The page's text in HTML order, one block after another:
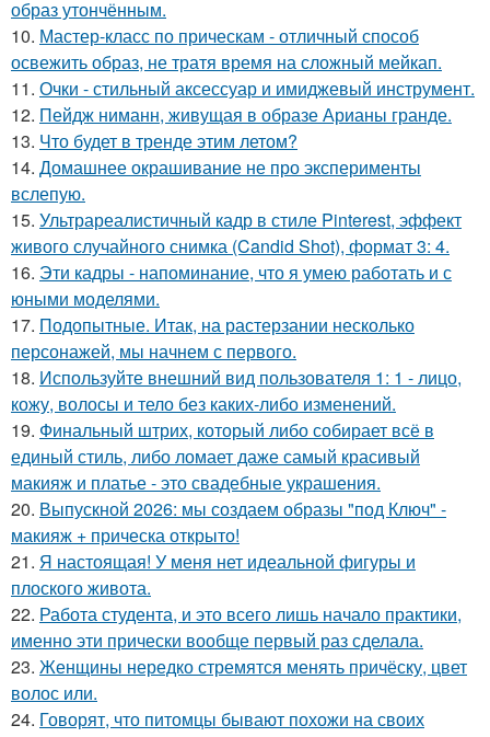
образ утончённым.
10. Мастер-класс по прическам - отличный способ
освежить образ, не тратя время на сложный мейкап.
11. Очки - стильный аксессуар и имиджевый инструмент.
12. Пейдж ниманн, живущая в образе Арианы гранде.
13. Что будет в тренде этим летом?
14. Домашнее окрашивание не про эксперименты
вслепую.
15. Ультрареалистичный кадр в стиле Pinterest, эффект
живого случайного снимка (Candid Shot), формат 3: 4.
16. Эти кадры - напоминание, что я умею работать и с
юными моделями.
17. Подопытные. Итак, на растерзании несколько
персонажей, мы начнем с первого.
18. Используйте внешний вид пользователя 1: 1 - лицо,
кожу, волосы и тело без каких-либо изменений.
19. Финальный штрих, который либо собирает всё в
единый стиль, либо ломает даже самый красивый
макияж и платье - это свадебные украшения.
20. Выпускной 2026: мы создаем образы "под Ключ" -
макияж + прическа открыто!
21. Я настоящая! У меня нет идеальной фигуры и
плоского живота.
22. Работа студента, и это всего лишь начало практики,
именно эти прически вообще первый раз сделала.
23. Женщины нередко стремятся менять причёску, цвет
волос или.
24. Говорят, что питомцы бывают похожи на своих